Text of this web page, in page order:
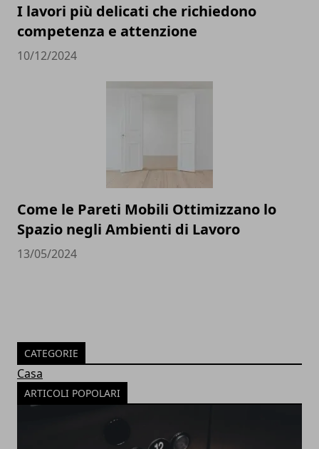
I lavori più delicati che richiedono
competenza e attenzione
10/12/2024
Come le Pareti Mobili Ottimizzano lo
Spazio negli Ambienti di Lavoro
13/05/2024
CATEGORIE
Casa
ARTICOLI POPOLARI